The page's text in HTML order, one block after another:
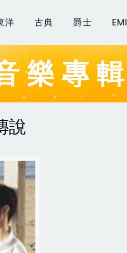
洋 古典 爵士 EMI
樂專輯
說